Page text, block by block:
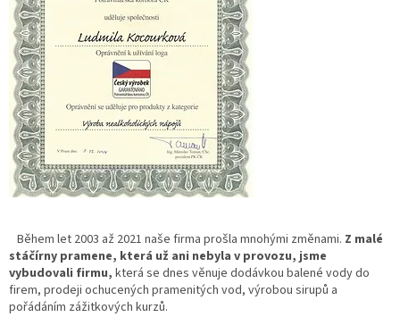
Během let 2003 až 2021 naše firma prošla mnohými změnami. Z malé
stáčírny pramene, která už ani nebyla v provozu, jsme
vybudovali firmu, která se dnes věnuje dodávkou balené vody do
firem, prodeji ochucených pramenitých vod, výrobou sirupů a
pořádáním zážitkových kurzů.